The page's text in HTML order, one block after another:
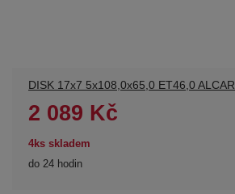
DISK 17x7 5x108,0x65,0 ET46,0 ALCAR
2 089 Kč
4ks skladem
do 24 hodin